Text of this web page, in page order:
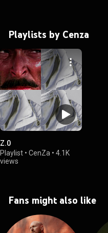
Playlists by Cenza
Z.0
Playlist • CenZa • 4.1K
views
Fans might also like